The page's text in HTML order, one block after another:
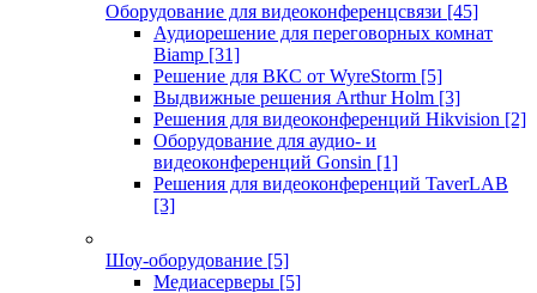
Оборудование для видеоконференцсвязи [45]
Аудиорешение для переговорных комнат
Biamp [31]
Решение для ВКС от WyreStorm [5]
Выдвижные решения Arthur Holm [3]
Решения для видеоконференций Hikvision [2]
Оборудование для аудио- и
видеоконференций Gonsin [1]
Решения для видеоконференций TaverLAB
[3]
Шоу-оборудование [5]
Медиасерверы [5]